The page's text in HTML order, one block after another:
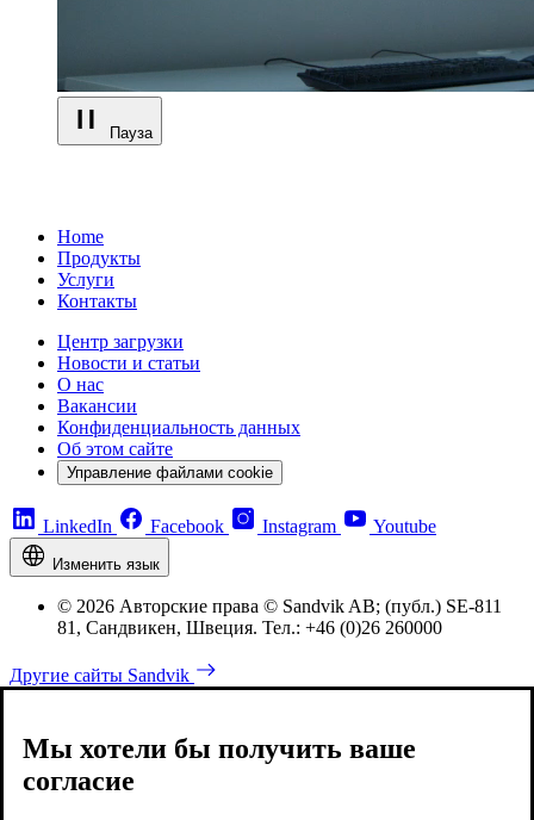
Пауза
Home
Продукты
Услуги
Контакты
Центр загрузки
Новости и статьи
О нас
Вакансии
Конфиденциальность данных
Об этом сайте
Управление файлами cookie
LinkedIn Facebook Instagram Youtube
Изменить язык
© 2026 Авторские права © Sandvik AB; (публ.) SE-811
81, Сандвикен, Швеция. Тел.: +46 (0)26 260000
Другие сайты Sandvik
Мы хотели бы получить ваше
согласие